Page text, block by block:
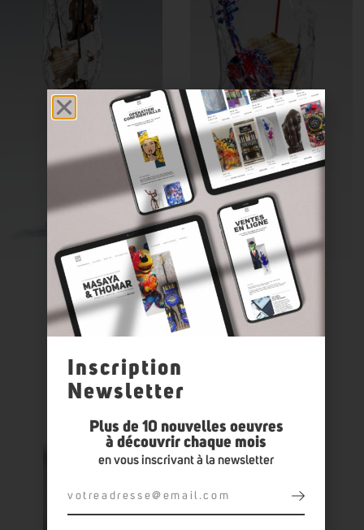
VOIR PLUS
VOUS AIMEREZ AUSSI
Inscription
Newsletter
Plus de 10 nouvelles oeuvres
à découvrir chaque mois
en vous inscrivant à la newsletter